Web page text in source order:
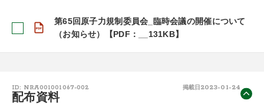
第65回原子力規制委員会_臨時会議の開催について
（お知らせ）【PDF：__131KB】
ID: NRA001001067-002 掲載日 2023-01-24
配布資料